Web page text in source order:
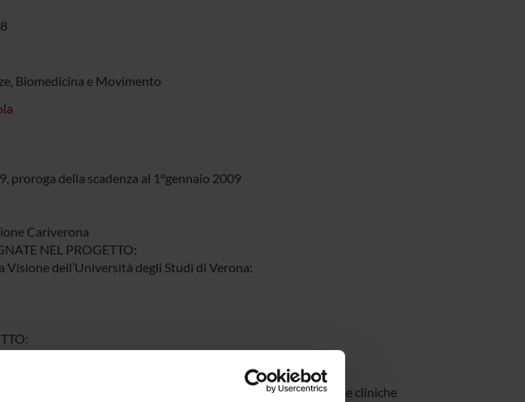
Biomedicina e Movimento
proroga della scadenza al 1°gennaio 2009
Cariverona
NEL PROGETTO:
dell’Università degli Studi di Verona:
e che i disturbi della memoria rappresentano le sequele cliniche